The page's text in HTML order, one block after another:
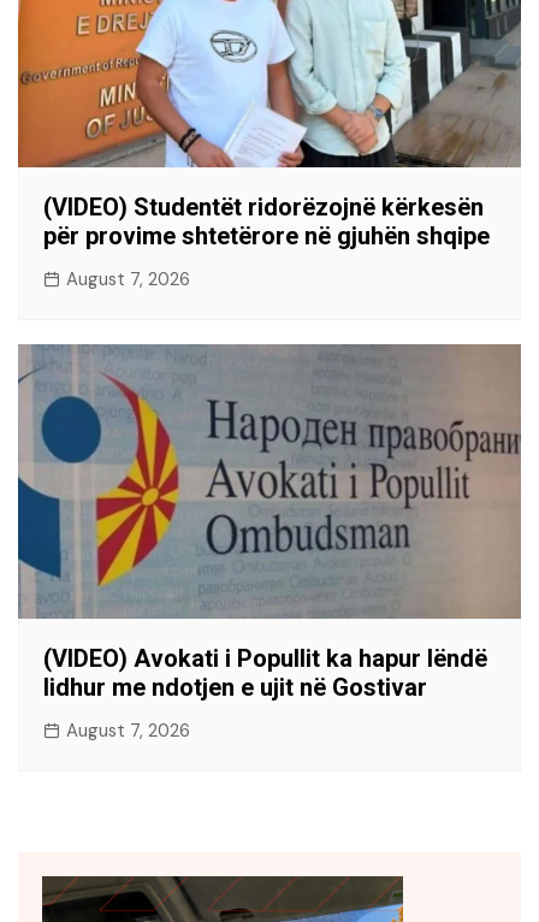
(VIDEO) Studentët ridorëzojnë kërkesën
për provime shtetërore në gjuhën shqipe
August 7, 2026
(VIDEO) Avokati i Popullit ka hapur lëndë
lidhur me ndotjen e ujit në Gostivar
August 7, 2026